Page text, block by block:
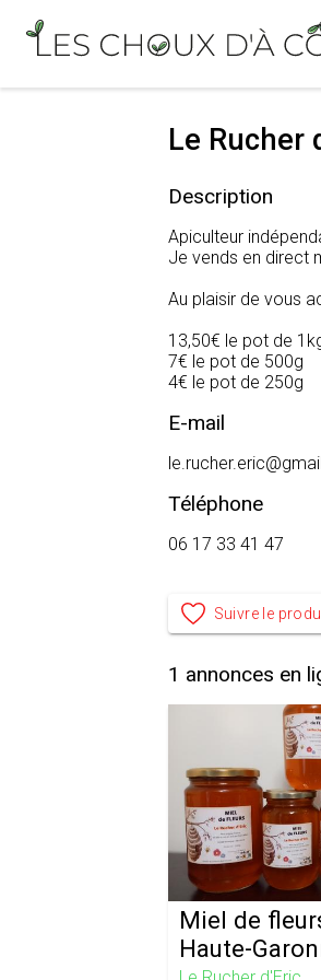
Le Rucher
Description
Apiculteur
Je vends en direct
Au plaisir de vous
13,50€ le pot de
7€ le pot de 500g
4€ le pot de 250g
E-mail
Téléphone
06 17 33 41 47
Suivre le
1 annonces en
Miel de
Haute-